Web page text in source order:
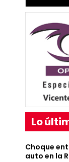
Lo
Choque
auto en la